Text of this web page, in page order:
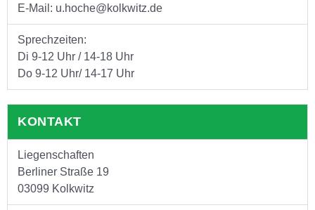
E-Mail: u.hoche@kolkwitz.de
Sprechzeiten:
Di 9-12 Uhr / 14-18 Uhr
Do 9-12 Uhr/ 14-17 Uhr
KONTAKT
Liegenschaften
Berliner Straße 19
03099 Kolkwitz